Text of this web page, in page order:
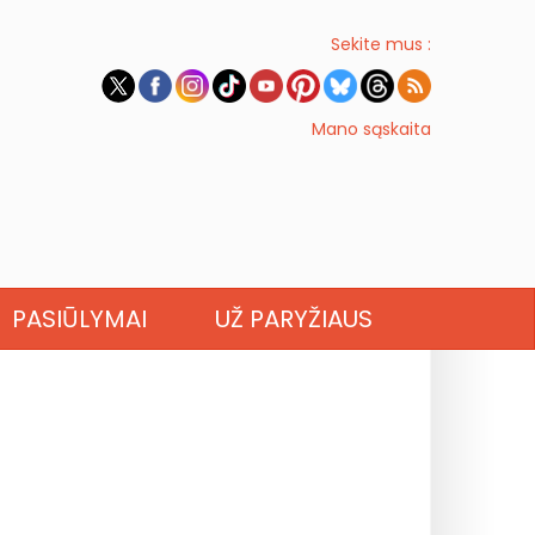
Sekite mus :
Mano sąskaita
PASIŪLYMAI UŽ PARYŽIAUS